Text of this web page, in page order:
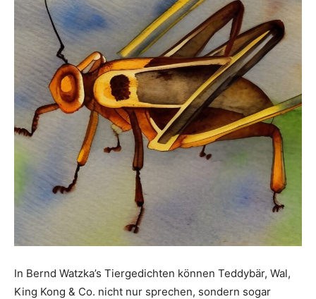
In Bernd Watzka’s Tiergedichten können Teddybär, Wal,
King Kong & Co. nicht nur sprechen, sondern sogar